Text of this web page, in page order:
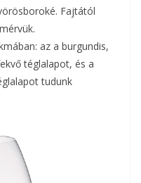
Fajtától
az a burgundis,
téglalapot, és a
tudunk